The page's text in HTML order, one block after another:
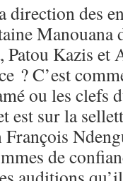
direction des
Manouana
Patou Kazis et
? C’est
ou les clefs
est sur la
François
de